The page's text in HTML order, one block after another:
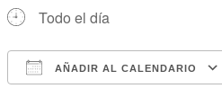
Todo el día
AÑADIR AL CALENDARIO